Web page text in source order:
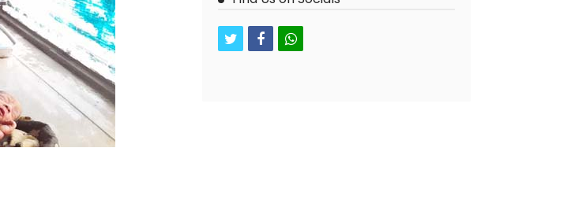
twitterfacebookwhatsapp